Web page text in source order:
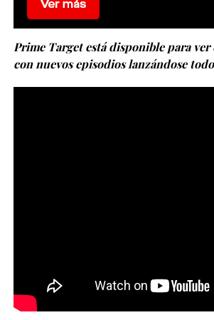
Prime Target está disponible para ver
con nuevos episodios lanzándose